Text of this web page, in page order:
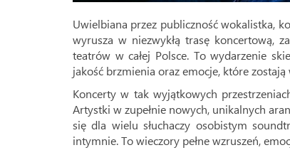
Uwielbiana przez publiczność wokalistka,
wyrusza w niezwykłą trasę koncertową,
teatrów w całej Polsce. To wydarzenie
jakość brzmienia oraz emocje, które zostają
Koncerty w tak wyjątkowych
Artystki w zupełnie nowych, unikalnych
się dla wielu słuchaczy osobistym
intymnie. To wieczory pełne wzruszeń,